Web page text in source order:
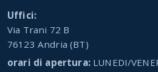
Uffici:
Via Trani 72 B
76123 Andria (BT)
orari di apertura:LUNEDI/